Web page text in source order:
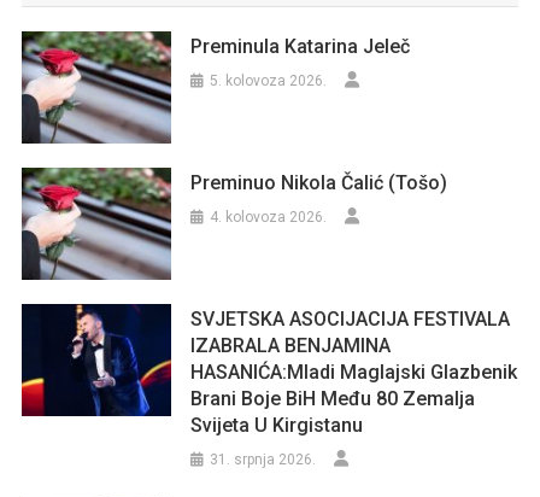
Preminula Katarina Jeleč
5. kolovoza 2026.
Preminuo Nikola Čalić (Tošo)
4. kolovoza 2026.
SVJETSKA ASOCIJACIJA FESTIVALA
IZABRALA BENJAMINA
HASANIĆA:Mladi Maglajski Glazbenik
Brani Boje BiH Među 80 Zemalja
Svijeta U Kirgistanu
31. srpnja 2026.